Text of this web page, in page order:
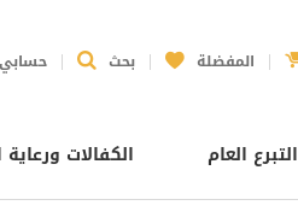
حسابي بحث المفضلة
التبرع العام الكفالات ورعاية